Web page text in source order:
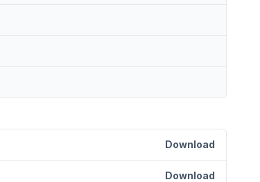
Download
Download